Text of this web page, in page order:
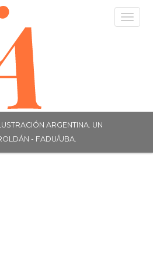
ARGENTINA. UN
- FADU/UBA.